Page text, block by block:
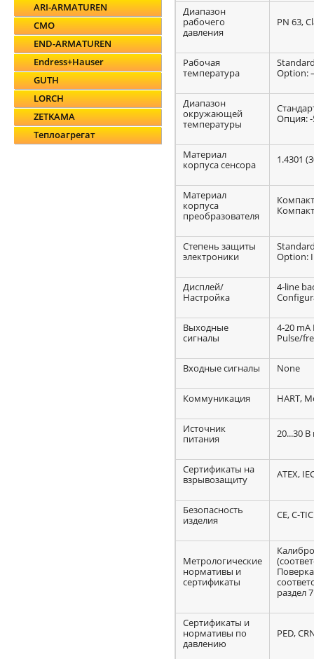
ARI-ARMATUREN
CMO
END-ARMATUREN
Endress+Hauser
GUTH
LORCH
ZETKAMA
Теплоагрегат
Диапазон
рабочего
давления
PN 63,
Рабочая
температура
Option:
Диапазон
окружающей
температуры
Опция: -
Материал
корпуса сенсора
1.4301
Материал
корпуса
преобразователя
Степень защиты
электроники
Option:
Дисплей/
Настройка
4‐line
Выходные
сигналы
4‐20 mA
Pulse/
Входные сигналы None
Коммуникация HART,
Источник
питания
20...30 В
Сертификаты на
взрывозащиту
ATEX,
Безопасность
изделия
CE, C-
Метрологические
нормативы и
сертификаты
раздел
Сертификаты и
нормативы по
давлению
PED,